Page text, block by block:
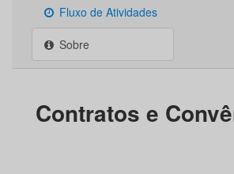
Fluxo de Atividades
Sobre
Contratos e